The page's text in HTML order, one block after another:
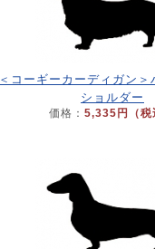
＜コーギーカーディガン
ショルダー
価格： 5,335円（税